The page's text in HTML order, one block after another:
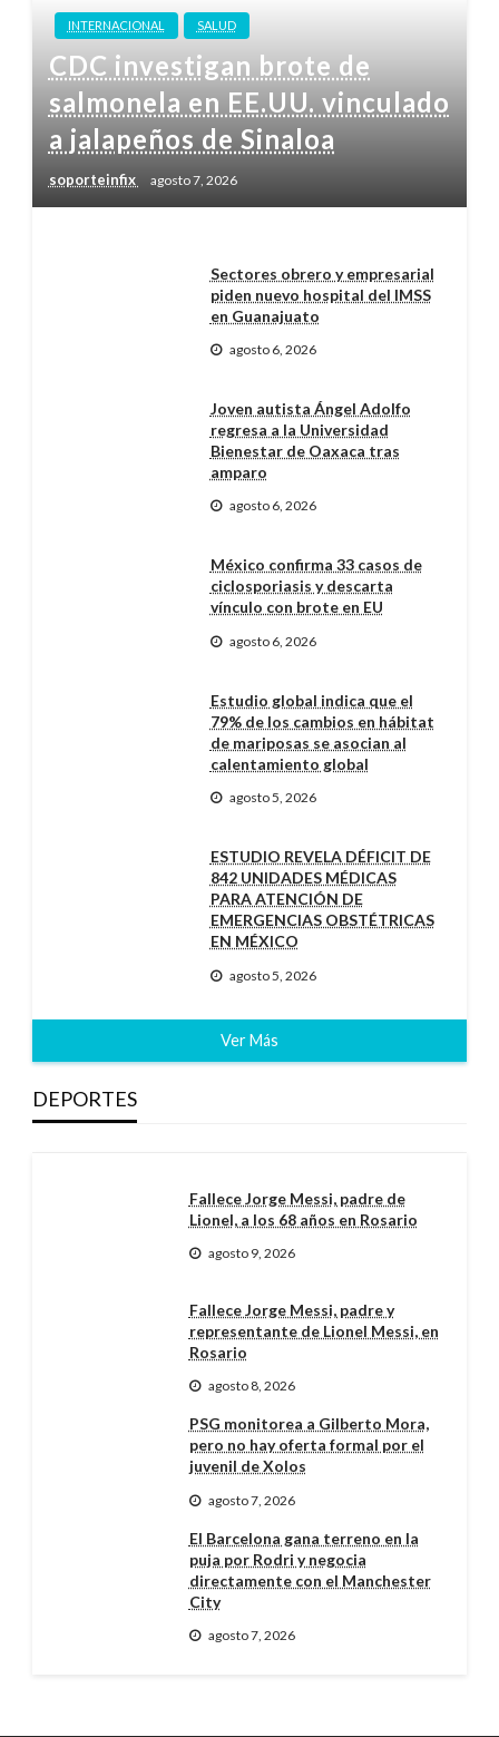
INTERNACIONAL SALUD
CDC investigan brote de
salmonela en EE.UU. vinculado
a jalapeños de Sinaloa
soporteinfix agosto 7, 2026
Sectores obrero y empresarial
piden nuevo hospital del IMSS
en Guanajuato
agosto 6, 2026
Joven autista Ángel Adolfo
regresa a la Universidad
Bienestar de Oaxaca tras
amparo
agosto 6, 2026
México confirma 33 casos de
ciclosporiasis y descarta
vínculo con brote en EU
agosto 6, 2026
Estudio global indica que el
79% de los cambios en hábitat
de mariposas se asocian al
calentamiento global
agosto 5, 2026
ESTUDIO REVELA DÉFICIT DE
842 UNIDADES MÉDICAS
PARA ATENCIÓN DE
EMERGENCIAS OBSTÉTRICAS
EN MÉXICO
agosto 5, 2026
Ver Más
DEPORTES
Fallece Jorge Messi, padre de
Lionel, a los 68 años en Rosario
agosto 9, 2026
Fallece Jorge Messi, padre y
representante de Lionel Messi, en
Rosario
agosto 8, 2026
PSG monitorea a Gilberto Mora,
pero no hay oferta formal por el
juvenil de Xolos
agosto 7, 2026
El Barcelona gana terreno en la
puja por Rodri y negocia
directamente con el Manchester
City
agosto 7, 2026